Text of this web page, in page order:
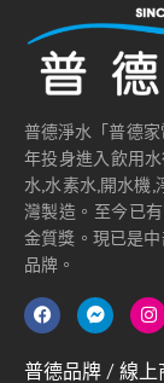
普德淨水「普德
年投身進入飲用
水,水素水,開水機,
灣製造。至今已
金質獎。現已是
品牌。
普德品牌 / 線上